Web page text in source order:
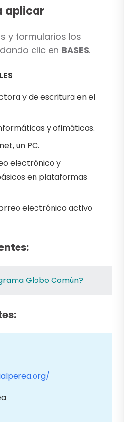
aplicar
y formularios los
clic en BASES.
y de escritura en el
y ofimáticas.
un PC.
electrónico y
en plataformas
electrónico activo
Globo Común?